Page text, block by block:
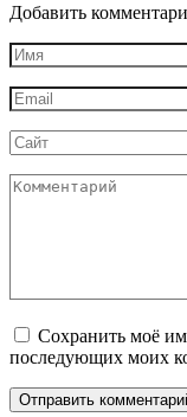
Добавить
Имя
*
Email
*
Сайт
Комментарий
Сохранить моё
последующих моих